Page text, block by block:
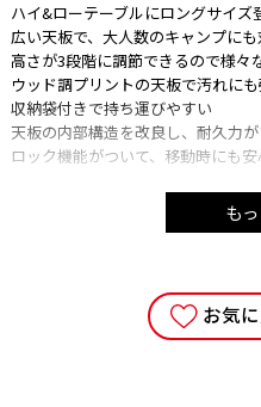
ハイ&ローテーブルにロングサイズ
広い天板で、大人数のキャンプに
高さが3段階に調節できるので様々
ウッド調プリントの天板で汚れに
収納袋付きで持ち運びやすい
天板の内部構造を改良し、耐久力が
ロック機能がついて、移動時にも安
■サイズ/幅81x奥行100x高さ35.5/
■収納サイズ/100x40.5x9.5cm
■カラー/ダークブラウンxブラック
も
お気